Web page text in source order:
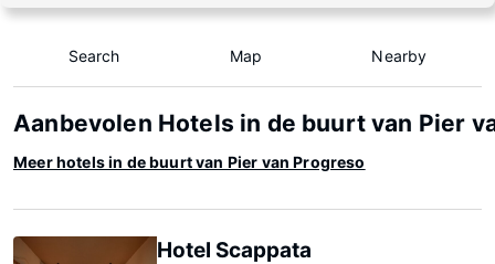
Search Map Nearby
Aanbevolen Hotels in de buurt van Pier
Meer hotels in de buurt van Pier van Progreso
Hotel Scappata